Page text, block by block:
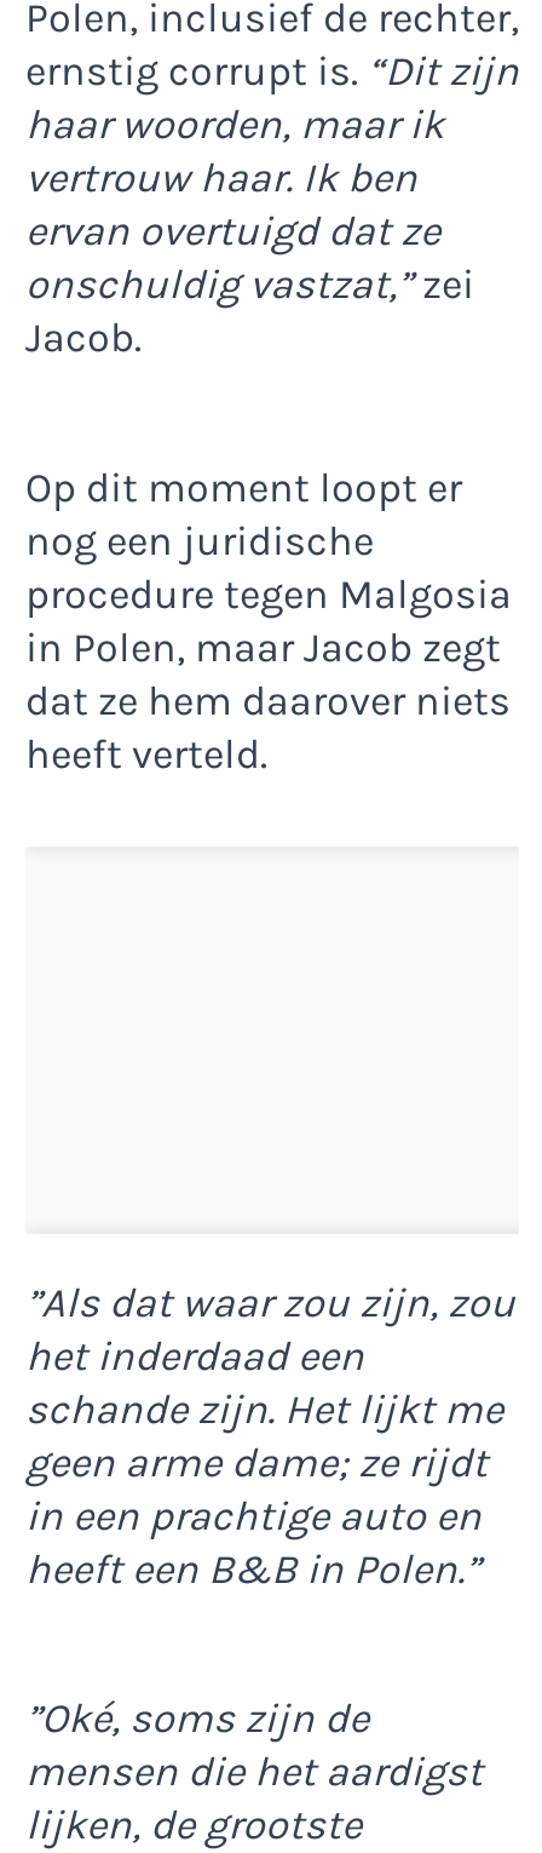
Polen, inclusief de rechter,
ernstig corrupt is. “Dit zijn
haar woorden, maar ik
vertrouw haar. Ik ben
ervan overtuigd dat ze
onschuldig vastzat,”zei
Jacob.
Op dit moment loopt er
nog een juridische
procedure tegen Malgosia
in Polen, maar Jacob zegt
dat ze hem daarover niets
heeft verteld.
”Als dat waar zou zijn, zou
het inderdaad een
schande zijn. Het lijkt me
geen arme dame; ze rijdt
in een prachtige auto en
heeft een B&B in Polen.”
”Oké, soms zijn de
mensen die het aardigst
lijken, de grootste